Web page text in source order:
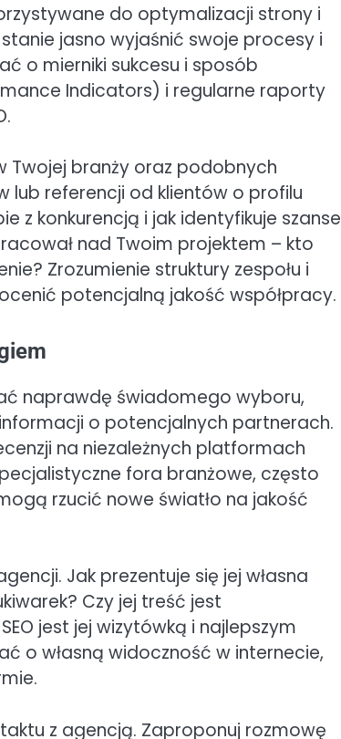
do optymalizacji strony i
jasno wyjaśnić swoje procesy i
o mierniki sukcesu i sposób
Indicators) i regularne raporty
branży oraz podobnych
lub referencji od klientów o profilu
z konkurencją i jak identyfikuje szanse
nad Twoim projektem – kto
Zrozumienie struktury zespołu i
potencjalną jakość współpracy.
naprawdę świadomego wyboru,
o potencjalnych partnerach.
na niezależnych platformach
fora branżowe, często
rzucić nowe światło na jakość
Jak prezentuje się jej własna
Czy jej treść jest
jest jej wizytówką i najlepszym
o własną widoczność w internecie,
z agencją. Zaproponuj rozmowę